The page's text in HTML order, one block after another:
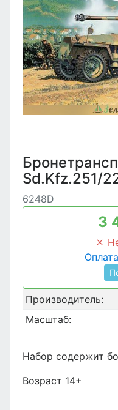
Sd.Kfz.251/
6248D
3
Производитель:
Масштаб:
Набор содержит
Возраст 14+